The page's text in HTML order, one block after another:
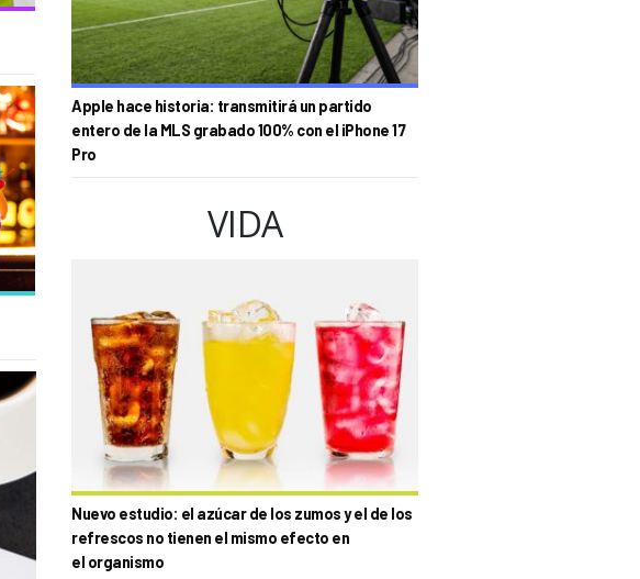
Apple hace historia: transmitirá un partido
entero de la MLS grabado 100% con el iPhone 17
Pro
VIDA
Nuevo estudio: el azúcar de los zumos y el de los
refrescos no tienen el mismo efecto en
el organismo